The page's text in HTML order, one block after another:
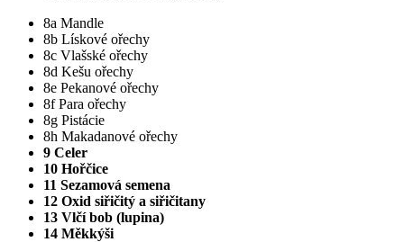
8a Mandle
8b Lískové ořechy
8c Vlašské ořechy
8d Kešu ořechy
8e Pekanové ořechy
8f Para ořechy
8g Pistácie
8h Makadanové ořechy
9 Celer
10 Hořčice
11 Sezamová semena
12 Oxid siřičitý a siřičitany
13 Vlčí bob (lupina)
14 Měkkýši